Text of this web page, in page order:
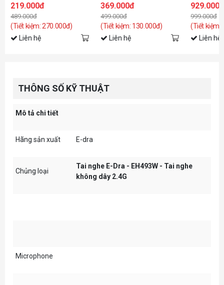
219.000đ
489.000đ
(Tiết kiệm: 270.000đ)
Liên hệ
369.000đ
499.000đ
(Tiết kiệm: 130.000đ)
Liên hệ
RGB)
929.000đ
999.000đ
(Tiết kiệm:
Liên hệ
THÔNG SỐ KỸ THUẬT
Mô tả chi tiết
Hãng sản xuất E-dra
Chủng loại
Tai nghe E-Dra - EH493W - Tai nghe
không dây 2.4G
Microphone